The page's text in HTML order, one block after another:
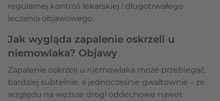
regularnej kontroli lekarskiej i długotrwałego
leczenia objawowego.
Jak wygląda zapalenie oskrzeli u
niemowlaka? Objawy
Zapalenie oskrzeli u niemowlaka może przebiegać
bardziej subtelnie, a jednocześnie gwałtownie – ze
względu na węższe drogi oddechowe nawet